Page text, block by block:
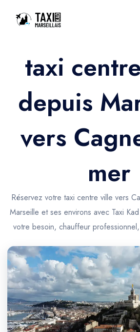
Accueil
Nos services
Nos services
Trajet Gare SNCF
Trajet Santé
Trajet Longue Distance
Taxis aéroport
Réservation
Actualités & évènements
Contactez-nous
taxi
depuis
vers
mer
Réservez votre taxi centre ville vers
Marseille et ses environs avec Taxi
votre besoin, chauffeur